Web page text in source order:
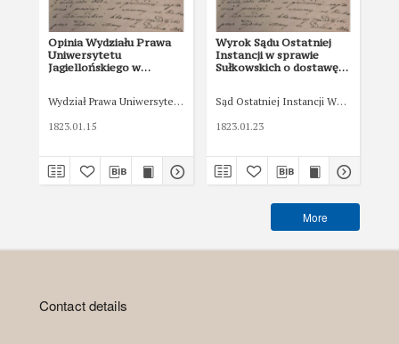
Opinia Wydziału Prawa
Uniwersytetu
Jagiellońskiego w
1823 r.
Wydział Prawa Uniwersytetu Jagiellońskiego
1823.01.15
Wyrok Sądu Ostatniej
Instancji w sprawie
Sułkowskich o dostawę
Sąd Ostatniej Instancji Wolnego
1823.01.23
More
Contact details